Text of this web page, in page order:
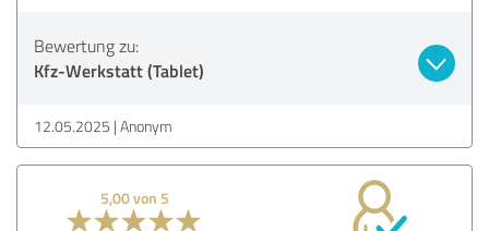
Bewertung zu:
Kfz-Werkstatt (Tablet)
12.05.2025 Anonym
5,00 von 5